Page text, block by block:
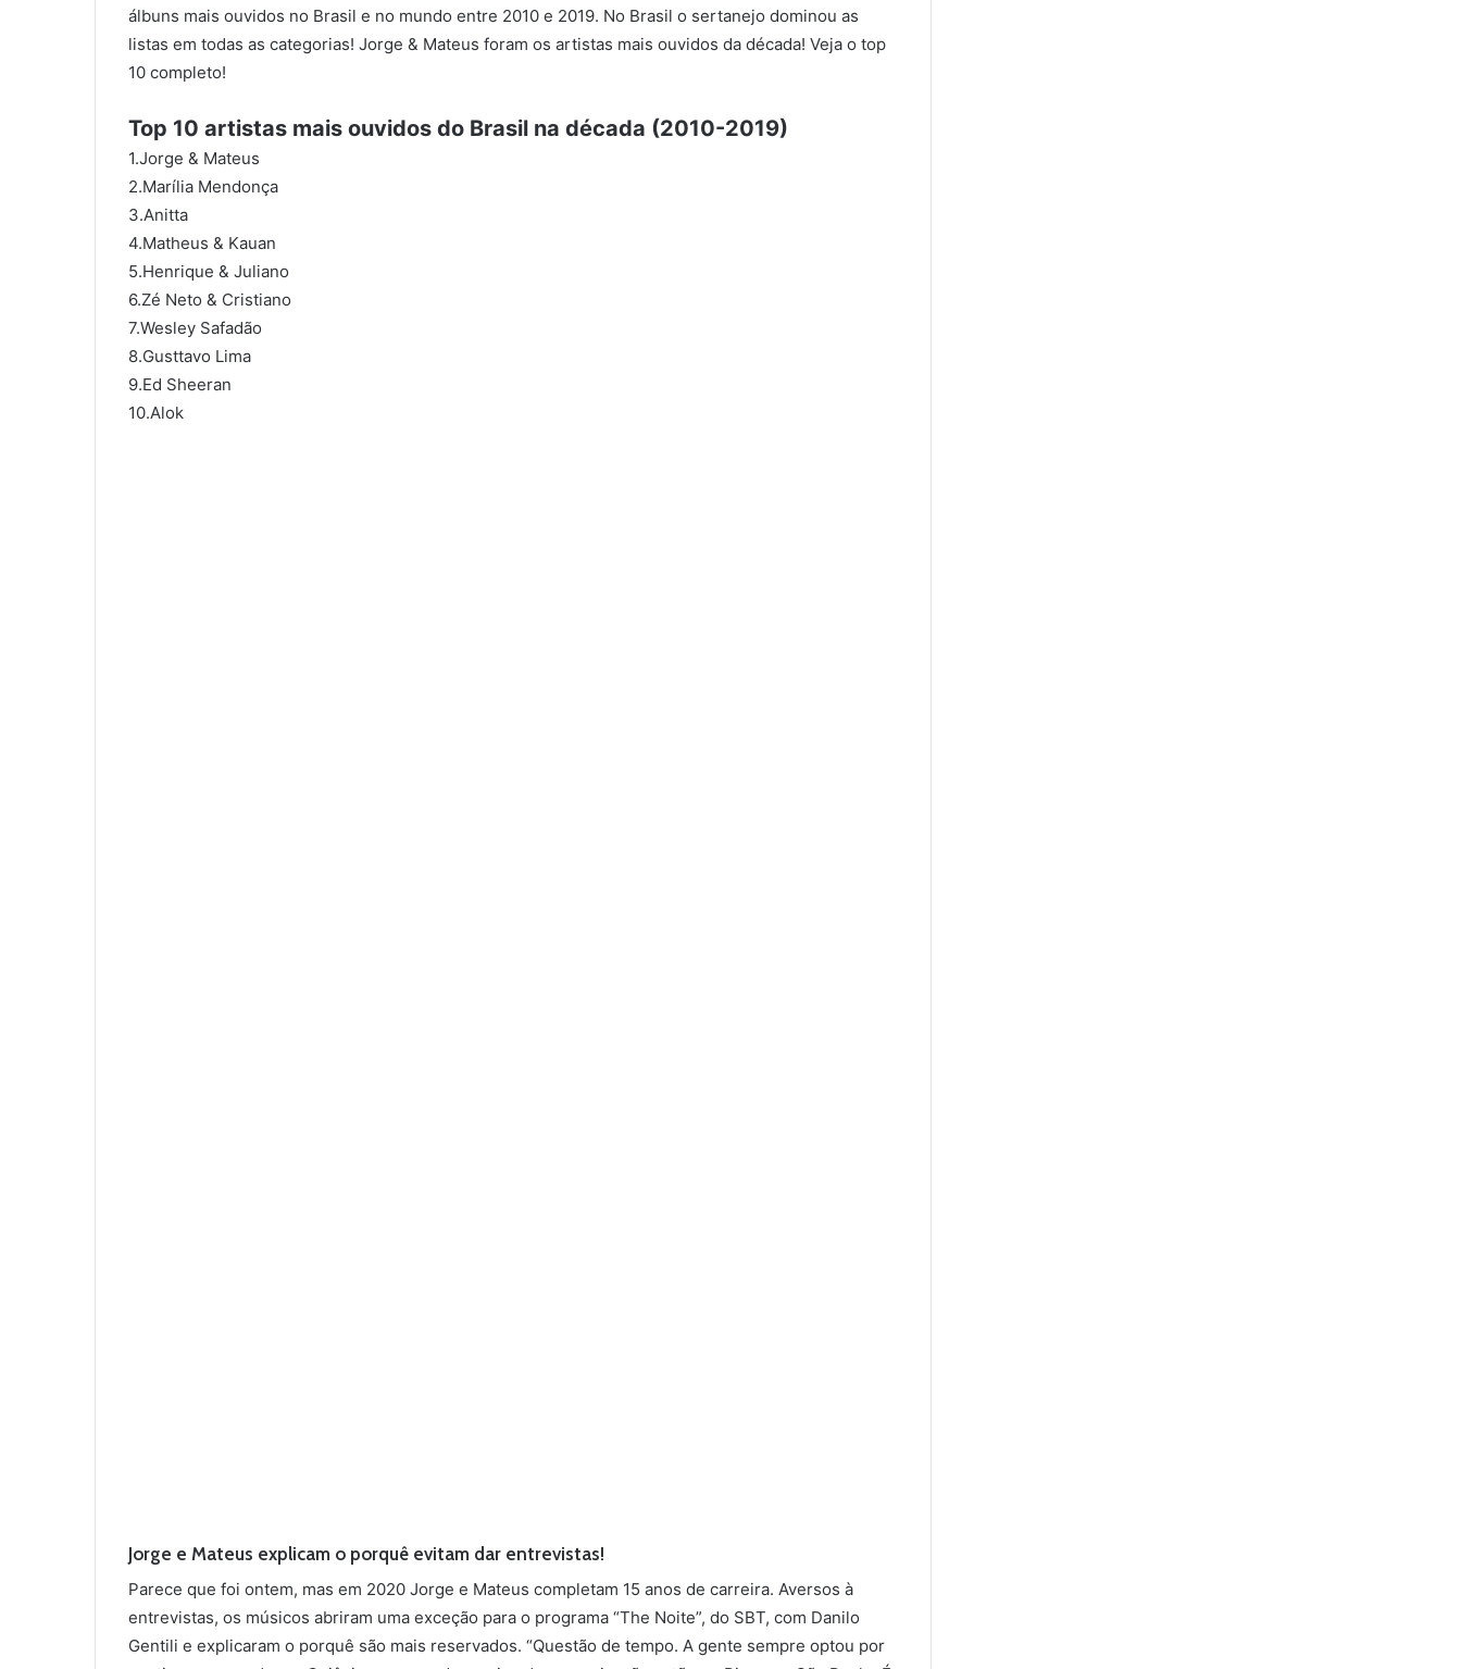
álbuns mais ouvidos no Brasil e no mundo entre 2010 e 2019. No Brasil o sertanejo dominou as
listas em todas as categorias! Jorge & Mateus foram os artistas mais ouvidos da década! Veja o top
10 completo!
Top 10 artistas mais ouvidos do Brasil na década (2010-2019)
1.Jorge & Mateus
2.Marília Mendonça
3.Anitta
4.Matheus & Kauan
5.Henrique & Juliano
6.Zé Neto & Cristiano
7.Wesley Safadão
8.Gusttavo Lima
9.Ed Sheeran
10.Alok
Jorge e Mateus explicam o porquê evitam dar entrevistas!
Parece que foi ontem, mas em 2020 Jorge e Mateus completam 15 anos de carreira. Aversos à
entrevistas, os músicos abriram uma exceção para o programa “The Noite”, do SBT, com Danilo
Gentili e explicaram o porquê são mais reservados. “Questão de tempo. A gente sempre optou por